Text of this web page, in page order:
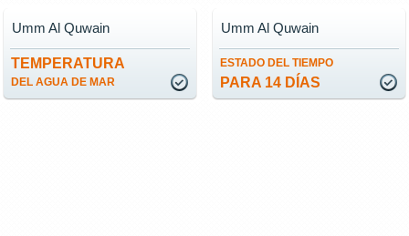
TEMPERATURA
DEL AGUA DE MAR
Umm Al Quwain
ESTADO DEL TIEMPO
PARA 14 DÍAS
Umm Al Quwain